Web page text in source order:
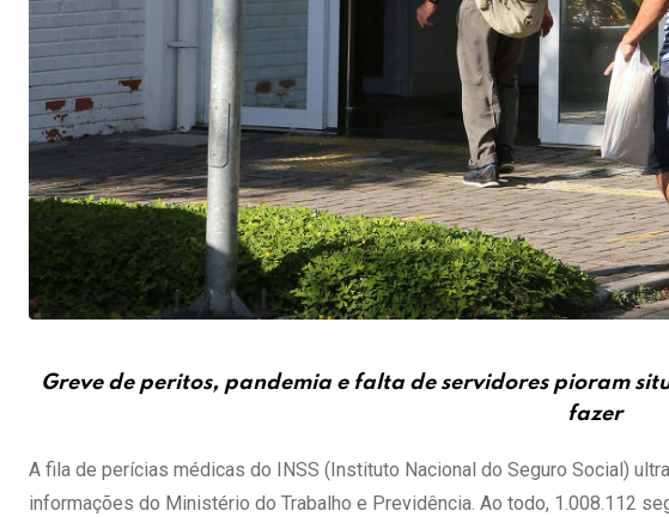
Greve de peritos, pandemia e falta de servidores pioram
fazer
A fila de perícias médicas do INSS (Instituto Nacional do Seguro Social)
informações do Ministério do Trabalho e Previdência. Ao todo, 1.008.112